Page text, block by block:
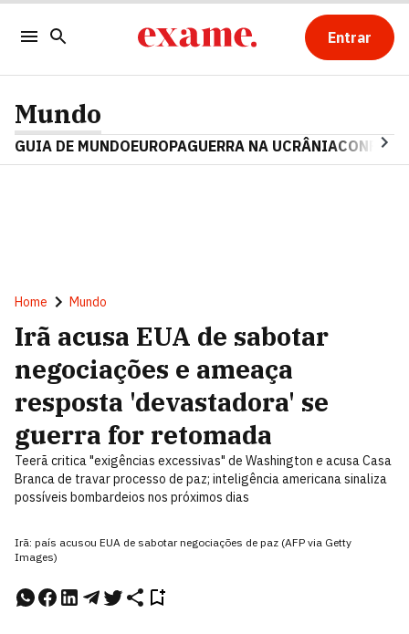
Entrar
Mundo
GUIA DE MUNDOEUROPAGUERRA NA UCRÂNIA
Home Mundo
Irã acusa EUA de sabotar
negociações e ameaça
resposta 'devastadora' se
guerra for retomada
Teerã critica "exigências excessivas" de Washington e acusa Casa
Branca de travar processo de paz; inteligência americana sinaliza
possíveis bombardeios nos próximos dias
Irã: país acusou EUA de sabotar negociações de paz (AFP via Getty
Images)